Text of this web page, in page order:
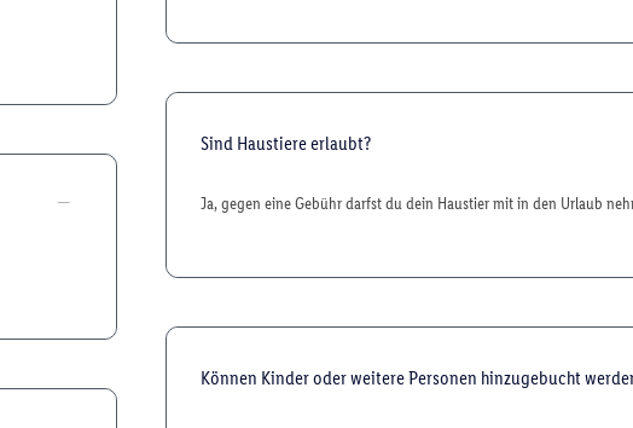
Sind Haustiere erlaubt?
Ja, gegen eine Gebühr darfst du dein Haustier mit in den Urlaub
Können Kinder oder weitere Personen hinzugebucht